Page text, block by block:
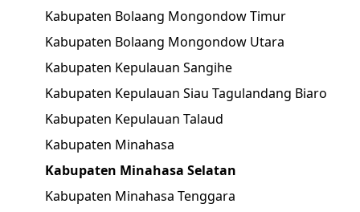
Kabupaten Bolaang Mongondow Timur
Kabupaten Bolaang Mongondow Utara
Kabupaten Kepulauan Sangihe
Kabupaten Kepulauan Siau Tagulandang Biaro
Kabupaten Kepulauan Talaud
Kabupaten Minahasa
Kabupaten Minahasa Selatan
Kabupaten Minahasa Tenggara